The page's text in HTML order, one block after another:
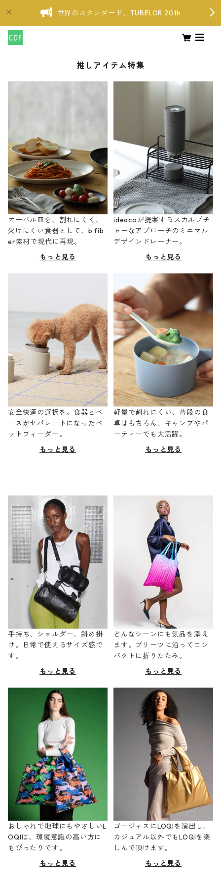
世界のスタンダード、TUBELOR 20th
推しアイテム特集
オーバル皿を、割れにくく、
欠けにくい食器として、b fib
er素材で現代に再現。
もっと見る
ideacoが提案するスカルプチ
ャーなアプローチのミニマル
デザインドレーナー。
もっと見る
安全快適の選択を。食器とベ
ースがセパレートになったペ
ットフィーダー。
もっと見る
軽量で割れにくい、普段の食
卓はもちろん、キャンプやパ
ーティーでも大活躍。
もっと見る
手持ち、ショルダー、斜め掛
け。日常で使えるサイズ感で
す。
もっと見る
どんなシーンにも気品を添え
ます。プリーツに沿ってコン
パクトに折りたたみ。
もっと見る
おしゃれで地球にもやさしいL
OQIは、環境意識の高い方に
もぴったりです。
もっと見る
ゴージャスにLOQIを演出し、
カジュアル以外でもLOQIを楽
しんで頂けます。
もっと見る